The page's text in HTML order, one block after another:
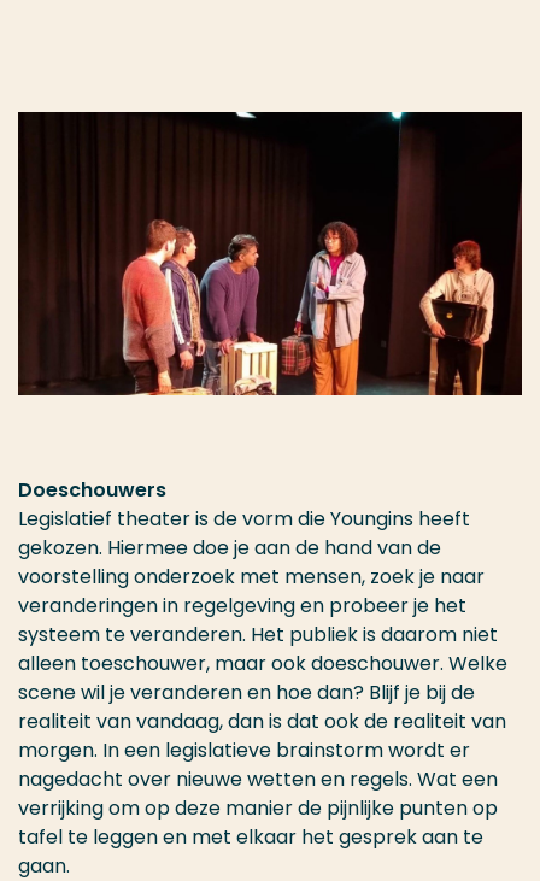
Doeschouwers
Legislatief theater is de vorm die Youngins heeft
gekozen. Hiermee doe je aan de hand van de
voorstelling onderzoek met mensen, zoek je naar
veranderingen in regelgeving en probeer je het
systeem te veranderen. Het publiek is daarom niet
alleen toeschouwer, maar ook doeschouwer. Welke
scene wil je veranderen en hoe dan? Blijf je bij de
realiteit van vandaag, dan is dat ook de realiteit van
morgen. In een legislatieve brainstorm wordt er
nagedacht over nieuwe wetten en regels. Wat een
verrijking om op deze manier de pijnlijke punten op
tafel te leggen en met elkaar het gesprek aan te
gaan.